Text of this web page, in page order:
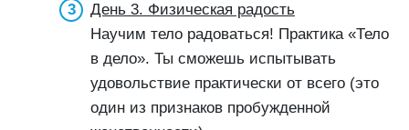
День 3. Физическая радость
Научим тело радоваться! Практика «Тело
в дело». Ты сможешь испытывать
удовольствие практически от всего (это
один из признаков пробужденной